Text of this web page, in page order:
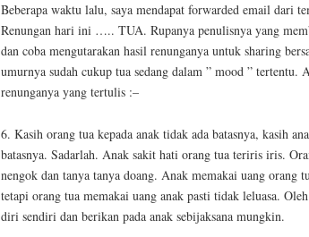
Beberapa waktu lalu, saya mendapat forwarded email dari
Renungan hari ini ….. TUA. Rupanya penulisnya yang
dan coba mengutarakan hasil renunganya untuk sharing
umurnya sudah cukup tua sedang dalam ” mood ” tertentu.
renunganya yang tertulis :–
6. Kasih orang tua kepada anak tidak ada batasnya, kasih
batasnya. Sadarlah. Anak sakit hati orang tua teriris iris.
nengok dan tanya tanya doang. Anak memakai uang orang
tetapi orang tua memakai uang anak pasti tidak leluasa.
diri sendiri dan berikan pada anak sebijaksana mungkin.